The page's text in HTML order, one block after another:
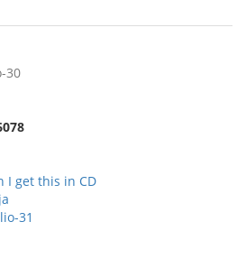
30
I get this in CD
31